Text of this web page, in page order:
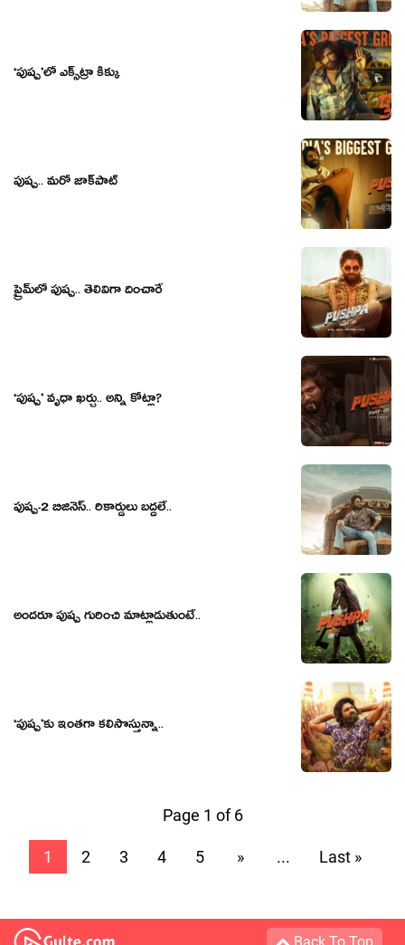
‘పుష్ప’లో ఎక్స్‌ట్రా కిక్కు
పుష్ప.. మరో జాక్‌పాట్
ప్రైమ్‌లో పుష్ప.. తెలివిగా దించారే
‘పుష్ప’ వృధా ఖర్చు.. అన్ని కోట్లా?
పుష్ప-2 బిజినెస్.. రికార్డులు బద్దలే..
అంద‌రూ పుష్ప గురించి మాట్లాడుతుంటే..
‘పుష్ప’కు ఇంతగా కలిసొస్తున్నా..
Page 1 of 6
1 2 3 4 5 » ... Last »
Back To Top